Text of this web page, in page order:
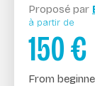
Proposé par
à partir de
150€
From